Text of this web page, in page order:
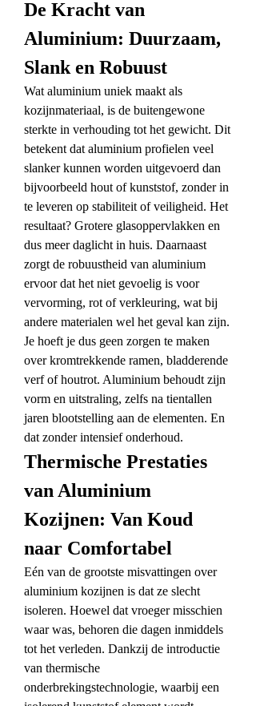
De Kracht van
Aluminium: Duurzaam,
Slank en Robuust
Wat aluminium uniek maakt als
kozijnmateriaal, is de buitengewone
sterkte in verhouding tot het gewicht. Dit
betekent dat aluminium profielen veel
slanker kunnen worden uitgevoerd dan
bijvoorbeeld hout of kunststof, zonder in
te leveren op stabiliteit of veiligheid. Het
resultaat? Grotere glasoppervlakken en
dus meer daglicht in huis. Daarnaast
zorgt de robuustheid van aluminium
ervoor dat het niet gevoelig is voor
vervorming, rot of verkleuring, wat bij
andere materialen wel het geval kan zijn.
Je hoeft je dus geen zorgen te maken
over kromtrekkende ramen, bladderende
verf of houtrot. Aluminium behoudt zijn
vorm en uitstraling, zelfs na tientallen
jaren blootstelling aan de elementen. En
dat zonder intensief onderhoud.
Thermische Prestaties
van Aluminium
Kozijnen: Van Koud
naar Comfortabel
Eén van de grootste misvattingen over
aluminium kozijnen is dat ze slecht
isoleren. Hoewel dat vroeger misschien
waar was, behoren die dagen inmiddels
tot het verleden. Dankzij de introductie
van thermische
onderbrekingstechnologie, waarbij een